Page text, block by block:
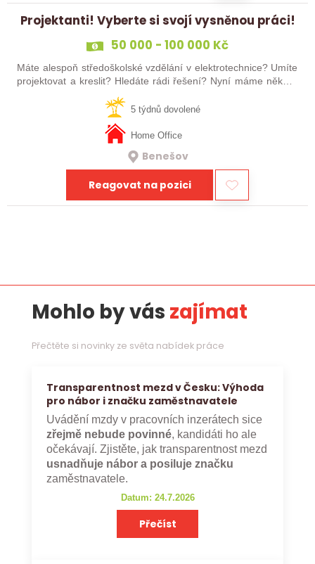
Projektanti! Vyberte si svojí vysněnou práci!
50 000 - 100 000 Kč
Máte alespoň středoškolské vzdělání v elektrotechnice? Umíte
projektovat a kreslit? Hledáte rádi řešení? Nyní máme několik
pozic pro projektanty! Vyber si tu svou vysněnou! Oceníme
5 týdnů dovolené
Home Office
Benešov
Reagovat na pozici
Mohlo by vás zajímat
Přečtěte si novinky ze světa nabídek práce
Transparentnost mezd v Česku: Výhoda
pro nábor i značku zaměstnavatele
Uvádění mzdy v pracovních inzerátech sice
zřejmě nebude povinné, kandidáti ho ale
očekávají. Zjistěte, jak transparentnost mezd
usnadňuje nábor a posiluje značku
zaměstnavatele.
Datum: 24.7.2026
Přečíst